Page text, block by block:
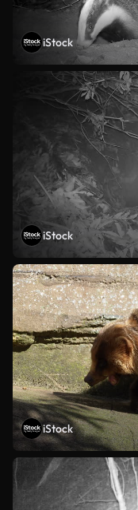
iStock
iStock
iStock